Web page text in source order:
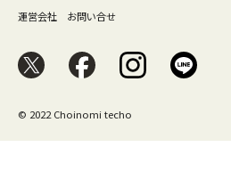
運営会社 お問い合せ
© 2022 Choinomi techo